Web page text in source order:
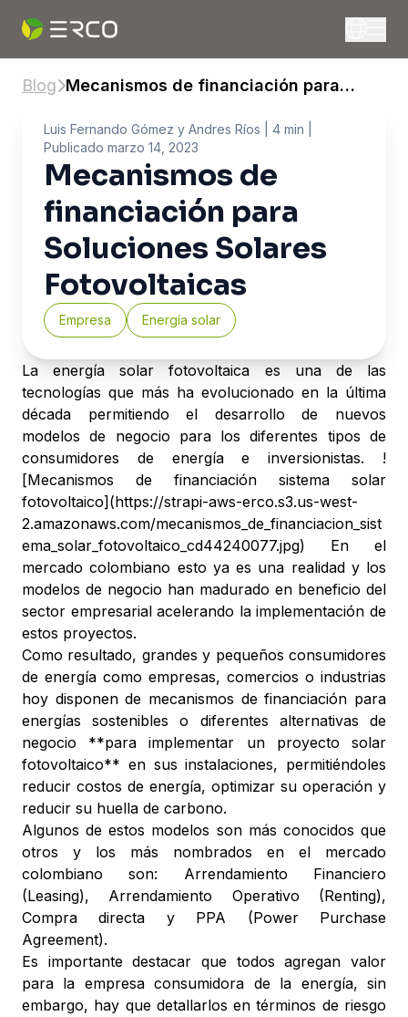
Blog Mecanismos de financiación para
Luis Fernando Gómez y Andres Ríos | 4 min |
Publicado marzo 14, 2023
Mecanismos de
financiación para
Soluciones Solares
Fotovoltaicas
Empresa Energía solar
La energía solar fotovoltaica es una de las
tecnologías que más ha evolucionado en la última
década permitiendo el desarrollo de nuevos
modelos de negocio para los diferentes tipos de
consumidores de energía e inversionistas. !
[Mecanismos de financiación sistema solar
fotovoltaico](https://strapi-aws-erco.s3.us-west-
2.amazonaws.com/mecanismos_de_financiacion_sist
ema_solar_fotovoltaico_cd44240077.jpg) En el
mercado colombiano esto ya es una realidad y los
modelos de negocio han madurado en beneficio del
sector empresarial acelerando la implementación de
estos proyectos.
Como resultado, grandes y pequeños consumidores
de energía como empresas, comercios o industrias
hoy disponen de mecanismos de financiación para
energías sostenibles o diferentes alternativas de
negocio **para implementar un proyecto solar
fotovoltaico** en sus instalaciones, permitiéndoles
reducir costos de energía, optimizar su operación y
reducir su huella de carbono.
Algunos de estos modelos son más conocidos que
otros y los más nombrados en el mercado
colombiano son: Arrendamiento Financiero
(Leasing), Arrendamiento Operativo (Renting),
Compra directa y PPA (Power Purchase
Agreement).
Es importante destacar que todos agregan valor
para la empresa consumidora de la energía, sin
embargo, hay que detallarlos en términos de riesgo